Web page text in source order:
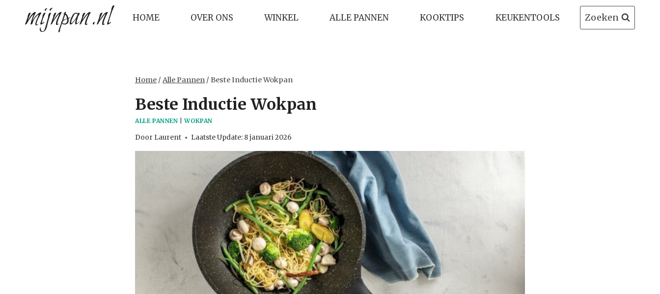
mijnpan.nl HOME OVER ONS WINKEL ALLE PANNEN KOOKTIPS KEUKENTOOLS Zoeken
Home / Alle Pannen / Beste Inductie Wokpan
Beste Inductie Wokpan
ALLE PANNEN |WOKPAN
Door Laurent Laatste Update: 8 januari 2026